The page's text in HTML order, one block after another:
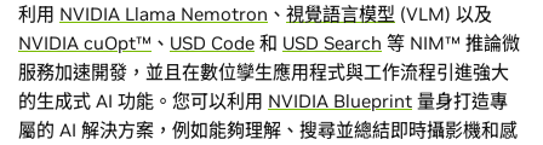
利用 NVIDIA Llama Nemotron 、 視覺語言模型 (VLM) 以及
NVIDIA cuOpt™ 、 USD Code 和 USD Search 等 NIM™ 推論微
服務加速開發，並且在數位孿生應用程式與工作流程引進強大
的生成式 AI 功能。您可以利用 NVIDIA Blueprint 量身打造專
屬的 AI 解決方案，例如能夠理解、搜尋並總結即時攝影機和感